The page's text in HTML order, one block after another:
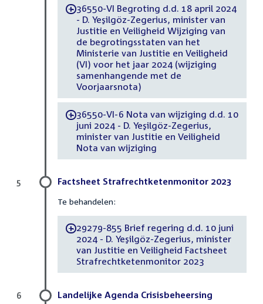
-36550-VI Begroting d.d. 18 april 2024
- D. Yeşilgöz-Zegerius, minister van
Justitie en Veiligheid Wijziging van
de begrotingsstaten van het
Ministerie van Justitie en Veiligheid
(VI) voor het jaar 2024 (wijziging
samenhangende met de
Voorjaarsnota)
-36550-VI-6 Nota van wijziging d.d. 10
juni 2024 - D. Yeşilgöz-Zegerius,
minister van Justitie en Veiligheid
Nota van wijziging
Factsheet Strafrechtketenmonitor 2023
Te behandelen:
-29279-855 Brief regering d.d. 10 juni
2024 - D. Yeşilgöz-Zegerius, minister
van Justitie en Veiligheid Factsheet
Strafrechtketenmonitor 2023
5
Landelijke Agenda Crisisbeheersing
6